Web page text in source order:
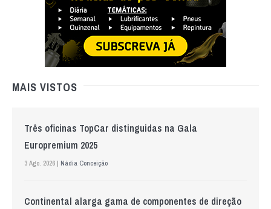
MAIS VISTOS
Três oficinas TopCar distinguidas na Gala
Europremium 2025
3 Ago. 2026 | Nádia Conceição
Continental alarga gama de componentes de direção